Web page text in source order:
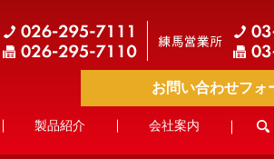
製品紹介 会社案内
お問い合わせフォ